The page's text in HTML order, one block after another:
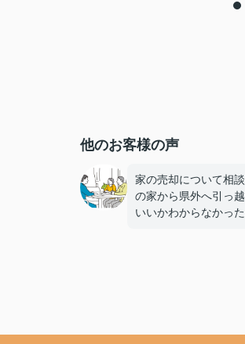
他のお客様の声
家の売却について相
の家から県外へ引っ
いいかわからなかっ